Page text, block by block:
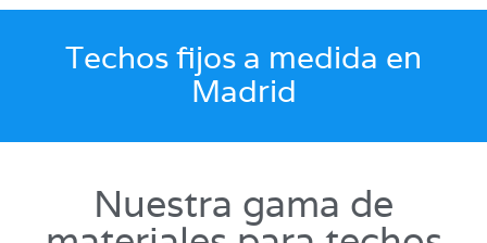
Techos fijos a medida en
Madrid
Nuestra gama de